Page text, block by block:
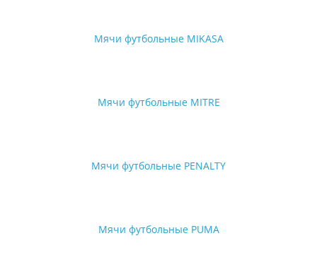
Мячи футбольные MIKASA
Мячи футбольные MITRE
Мячи футбольные PENALTY
Мячи футбольные PUMA